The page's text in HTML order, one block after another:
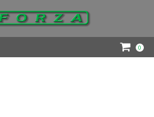
0